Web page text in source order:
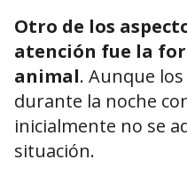
Otro de los
atención fue la
animal. Aunque
durante la noche
inicialmente no se
situación.